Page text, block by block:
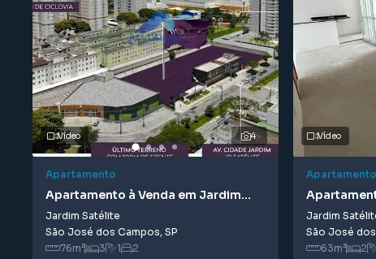
4
Vídeo
Apartamento
Apartamento à Venda em Jardim
Satélite
Jardim Satélite
São José dos Campos, SP
76m² 3 1 2
Vídeo
Apartamento
Satélite
Jardim
São José
63m² 2